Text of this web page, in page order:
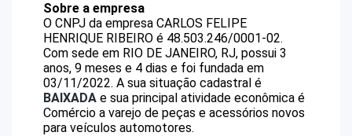
Sobre a empresa
O CNPJ da empresa CARLOS FELIPE
HENRIQUE RIBEIRO é 48.503.246/0001-02.
Com sede em RIO DE JANEIRO, RJ, possui 3
anos, 9 meses e 4 dias e foi fundada em
03/11/2022. A sua situação cadastral é
BAIXADA e sua principal atividade econômica é
Comércio a varejo de peças e acessórios novos
para veículos automotores.